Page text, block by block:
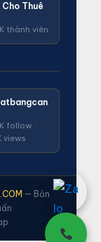
Cho Thuê
thành viên
follow ·
views
— Bản